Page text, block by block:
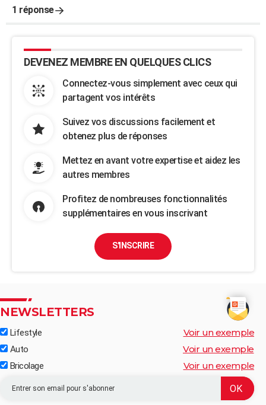
1 réponse
DEVENEZ MEMBRE EN QUELQUES CLICS
Connectez-vous simplement avec ceux qui
partagent vos intérêts
Suivez vos discussions facilement et
obtenez plus de réponses
Mettez en avant votre expertise et aidez les
autres membres
Profitez de nombreuses fonctionnalités
supplémentaires en vous inscrivant
S'INSCRIRE
NEWSLETTERS
Lifestyle Voir un exemple
Auto Voir un exemple
Bricolage Voir un exemple